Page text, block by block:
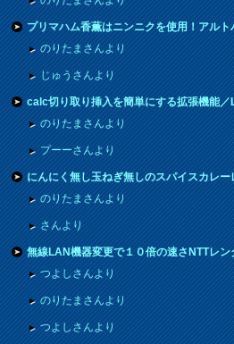
プリマハム香薫はニンニクを使用！アル
のりたまさんより
じゅうさんより
calc切り取り挿入を簡単にする拡張機能
のりたまさんより
プーーさんより
にんにく無し玉ねぎ無しのスパイスカレー
のりたまさんより
さんより
無線LAN機器変更で１０倍の速さNTTレ
つよしさんより
のりたまさんより
つよしさんより